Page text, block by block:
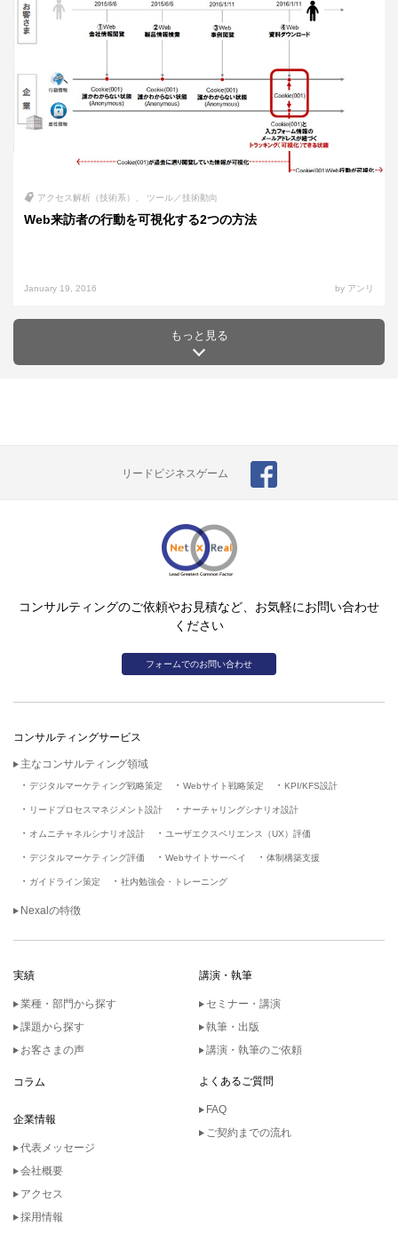
アクセス解析（技術系） ツール／技術動向
Web来訪者の行動を可視化する2つの方法
January 19, 2016 by アンリ
もっと見る
リードビジネスゲーム
コンサルティングのご依頼やお見積など、お気軽にお問い合わせ
ください
フォームでのお問い合わせ
コンサルティングサービス
主なコンサルティング領域
デジタルマーケティング戦略策定 Webサイト戦略策定 KPI/KFS設計
リードプロセスマネジメント設計 ナーチャリングシナリオ設計
オムニチャネルシナリオ設計 ユーザエクスペリエンス（UX）評価
デジタルマーケティング評価 Webサイトサーベイ 体制構築支援
ガイドライン策定 社内勉強会・トレーニング
Nexalの特徴
実績
業種・部門から探す
課題から探す
お客さまの声
講演・執筆
セミナー・講演
執筆・出版
講演・執筆のご依頼
コラム
企業情報
代表メッセージ
会社概要
アクセス
採用情報
よくあるご質問
FAQ
ご契約までの流れ